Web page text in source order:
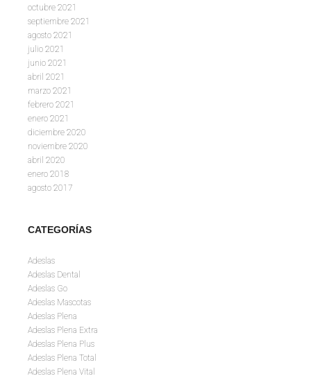
octubre 2021
septiembre 2021
agosto 2021
julio 2021
junio 2021
abril 2021
marzo 2021
febrero 2021
enero 2021
diciembre 2020
noviembre 2020
abril 2020
enero 2018
agosto 2017
CATEGORÍAS
Adeslas
Adeslas Dental
Adeslas Go
Adeslas Mascotas
Adeslas Plena
Adeslas Plena Extra
Adeslas Plena Plus
Adeslas Plena Total
Adeslas Plena Vital